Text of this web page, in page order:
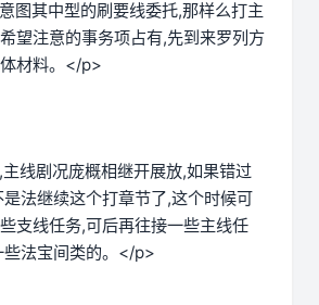
图其中型的刷要线委托,那样么打主
望注意的事务项占有,先到来罗列方
材料。</p>
线剧况庞概相继开展放,如果错过
法继续这个打章节了,这个时候可
支线任务,可后再往接一些主线任
法宝间类的。</p>